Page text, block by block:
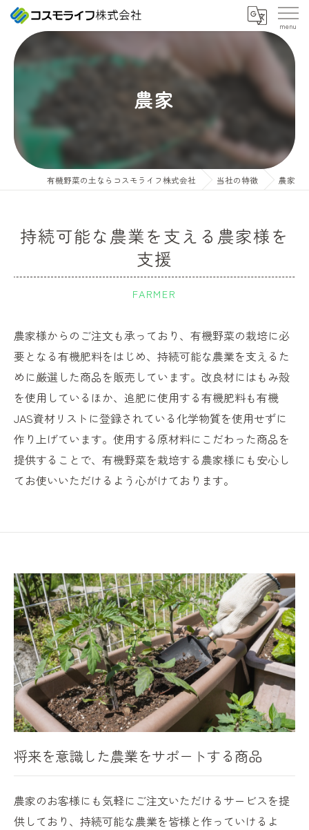
農家
有機野菜の土ならコスモライフ株式会社 当社の特徴 農家
持続可能な農業を支える農家様を
支援
FARMER
農家様からのご注文も承っており、有機野菜の栽培に必
要となる有機肥料をはじめ、持続可能な農業を支えるた
めに厳選した商品を販売しています。改良材にはもみ殻
を使用しているほか、追肥に使用する有機肥料も有機
JAS資材リストに登録されている化学物質を使用せずに
作り上げています。使用する原材料にこだわった商品を
提供することで、有機野菜を栽培する農家様にも安心し
てお使いいただけるよう心がけております。
将来を意識した農業をサポートする商品
農家のお客様にも気軽にご注文いただけるサービスを提
供しており、持続可能な農業を皆様と作っていけるよ